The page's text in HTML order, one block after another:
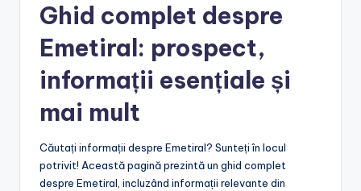
Ghid complet despre
Emetiral: prospect,
informații esențiale și
mai mult
Căutați informații despre Emetiral? Sunteți în locul
potrivit! Această pagină prezintă un ghid complet
despre Emetiral, incluzând informații relevante din